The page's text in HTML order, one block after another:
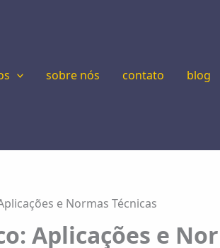
sobre nós contato blog
e Normas Técnicas
Aplicações e